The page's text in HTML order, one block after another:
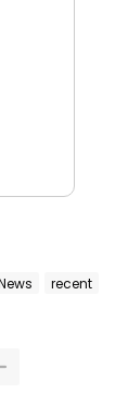
recent